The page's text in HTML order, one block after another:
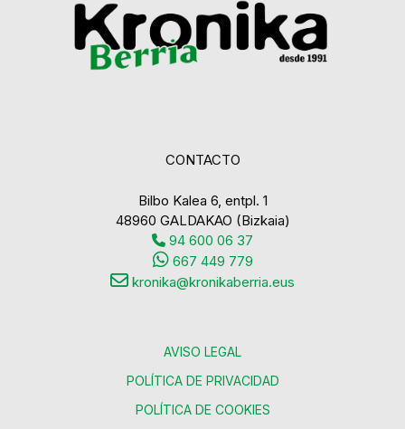
CONTACTO
Bilbo Kalea 6, entpl. 1
48960 GALDAKAO (Bizkaia)
94 600 06 37
667 449 779
kronika@kronikaberria.eus
AVISO LEGAL
POLÍTICA DE PRIVACIDAD
POLÍTICA DE COOKIES